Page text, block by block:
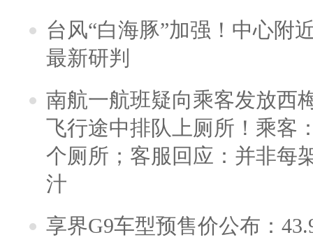
台风“白海豚”加强！中心附
最新研判
南航一航班疑向乘客发放西
飞行途中排队上厕所！乘客
个厕所；客服回应：并非每
汁
享界G9车型预售价公布：